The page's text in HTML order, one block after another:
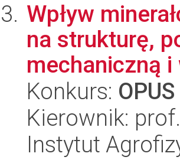
Wpływ
na strukturę,
mechaniczną
Konkurs:
Kierownik:
Instytut